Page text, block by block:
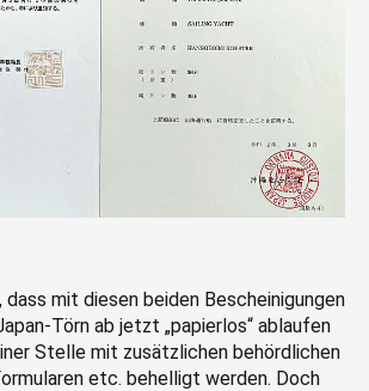
dass mit diesen beiden Bescheinigungen
Törn ab jetzt „papierlos“ ablaufen
Stelle mit zusätzlichen behördlichen
etc. behelligt werden. Doch